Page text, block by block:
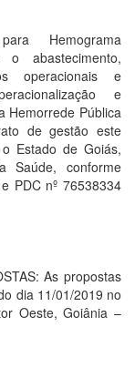
Hemograma
abastecimento,
operacionais e
e
Hemorrede Pública
de gestão este
Estado de Goiás,
Saúde, conforme
PDC nº 76538334
As propostas
dia 11/01/2019 no
Oeste, Goiânia –